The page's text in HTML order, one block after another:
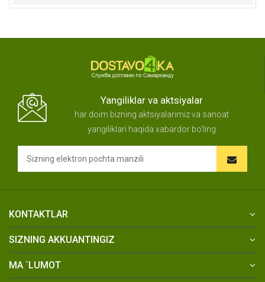
Yangiliklar va aktsiyalar
har doim bizning aktsiyalarimiz va sanoat
yangiliklari haqida xabardor bo'ling
KONTAKTLAR
SIZNING AKKUANTINGIZ
MA `LUMOT